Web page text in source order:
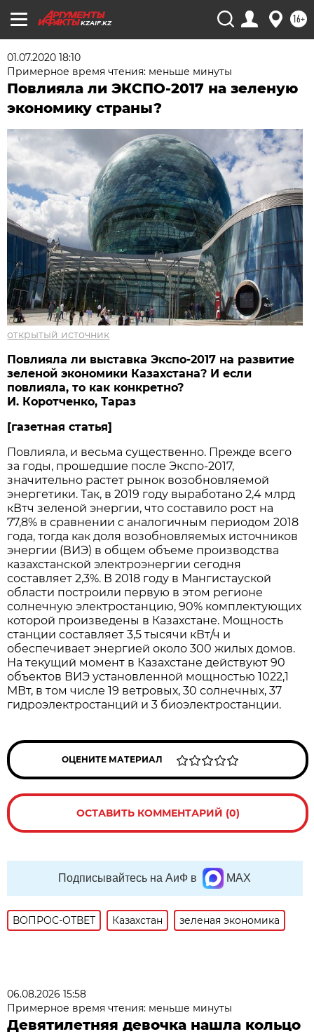
KZAIF.KZ 16+
01.07.2020 18:10
Примерное время чтения: меньше минуты
Повлияла ли ЭКСПО-2017 на зеленую
экономику страны?
открытый источник
Повлияла ли выставка Экспо-2017 на развитие
зеленой экономики Казахстана? И если
повлияла, то как конкретно?
И. Коротченко, Тараз
[газетная статья]
Повлияла, и весьма существенно. Прежде всего
за годы, прошедшие после Экспо-2017,
значительно растет рынок возобновляемой
энергетики. Так, в 2019 году выработано 2,4 млрд
кВтч зеленой энергии, что составило рост на
77,8% в сравнении с аналогичным периодом 2018
года, тогда как доля возобновляемых источников
энергии (ВИЭ) в общем объеме производства
казахстанской электроэнергии сегодня
составляет 2,3%. В 2018 году в Мангистауской
области построили первую в этом регионе
солнечную электростанцию, 90% комплектующих
которой произведены в Казахстане. Мощность
станции составляет 3,5 тысячи кВт/ч и
обеспечивает энергией около 300 жилых домов.
На текущий момент в Казахстане действуют 90
объектов ВИЭ установленной мощностью 1022,1
МВт, в том числе 19 ветровых, 30 солнечных, 37
гидроэлектростанций и 3 биоэлектростанции.
ОЦЕНИТЕ МАТЕРИАЛ
ОСТАВИТЬ КОММЕНТАРИЙ (0)
Подписывайтесь на АиФ в MAX
ВОПРОС-ОТВЕТ Казахстан зеленая экономика
06.08.2026 15:58
Примерное время чтения: меньше минуты
Девятилетняя девочка нашла кольцо